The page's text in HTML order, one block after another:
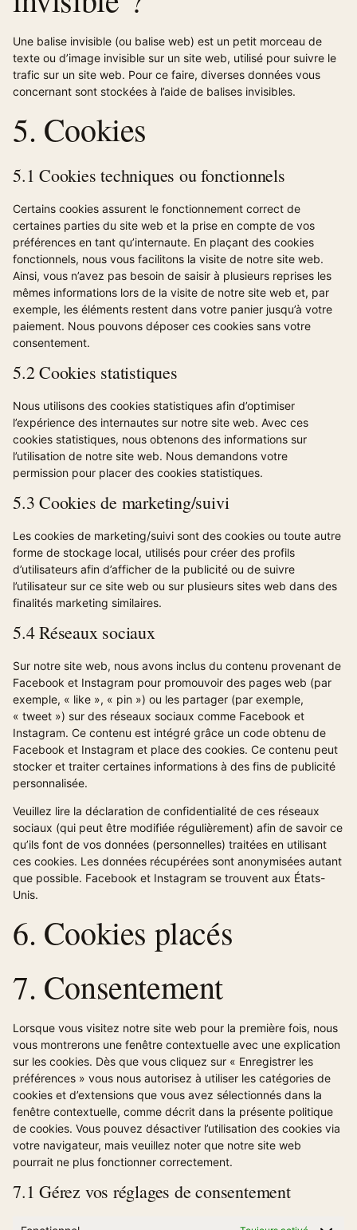
Une balise invisible (ou balise web) est un petit morceau de
texte ou d’image invisible sur un site web, utilisé pour suivre le
trafic sur un site web. Pour ce faire, diverses données vous
concernant sont stockées à l’aide de balises invisibles.
5. Cookies
5.1 Cookies techniques ou fonctionnels
Certains cookies assurent le fonctionnement correct de
certaines parties du site web et la prise en compte de vos
préférences en tant qu’internaute. En plaçant des cookies
fonctionnels, nous vous facilitons la visite de notre site web.
Ainsi, vous n’avez pas besoin de saisir à plusieurs reprises les
mêmes informations lors de la visite de notre site web et, par
exemple, les éléments restent dans votre panier jusqu’à votre
paiement. Nous pouvons déposer ces cookies sans votre
consentement.
5.2 Cookies statistiques
Nous utilisons des cookies statistiques afin d’optimiser
l’expérience des internautes sur notre site web. Avec ces
cookies statistiques, nous obtenons des informations sur
l’utilisation de notre site web. Nous demandons votre
permission pour placer des cookies statistiques.
5.3 Cookies de marketing/suivi
Les cookies de marketing/suivi sont des cookies ou toute autre
forme de stockage local, utilisés pour créer des profils
d’utilisateurs afin d’afficher de la publicité ou de suivre
l’utilisateur sur ce site web ou sur plusieurs sites web dans des
finalités marketing similaires.
5.4 Réseaux sociaux
Sur notre site web, nous avons inclus du contenu provenant de
Facebook et Instagram pour promouvoir des pages web (par
exemple, « like », « pin ») ou les partager (par exemple,
« tweet ») sur des réseaux sociaux comme Facebook et
Instagram. Ce contenu est intégré grâce un code obtenu de
Facebook et Instagram et place des cookies. Ce contenu peut
stocker et traiter certaines informations à des fins de publicité
personnalisée.
Veuillez lire la déclaration de confidentialité de ces réseaux
sociaux (qui peut être modifiée régulièrement) afin de savoir ce
qu’ils font de vos données (personnelles) traitées en utilisant
ces cookies. Les données récupérées sont anonymisées autant
que possible. Facebook et Instagram se trouvent aux États-
Unis.
6. Cookies placés
7. Consentement
Lorsque vous visitez notre site web pour la première fois, nous
vous montrerons une fenêtre contextuelle avec une explication
sur les cookies. Dès que vous cliquez sur « Enregistrer les
préférences » vous nous autorisez à utiliser les catégories de
cookies et d’extensions que vous avez sélectionnés dans la
fenêtre contextuelle, comme décrit dans la présente politique
de cookies. Vous pouvez désactiver l’utilisation des cookies via
votre navigateur, mais veuillez noter que notre site web
pourrait ne plus fonctionner correctement.
7.1 Gérez vos réglages de consentement